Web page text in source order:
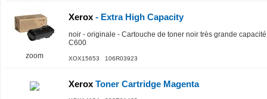
zoom
Xerox - Extra High Capacity
noir - originale - Cartouche de toner noir très grande
C600
XOX15653 106R03923
Xerox Toner Cartridge Magenta